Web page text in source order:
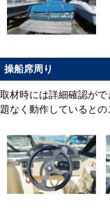
操船席周り
取材時には詳細確認が
題なく動作しているとの